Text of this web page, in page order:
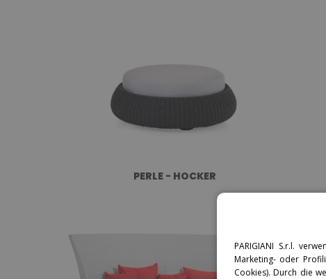
PERLE - HOCKER
PARIGIANI S.r.l.
Marketing- oder
Cookies). Durch die